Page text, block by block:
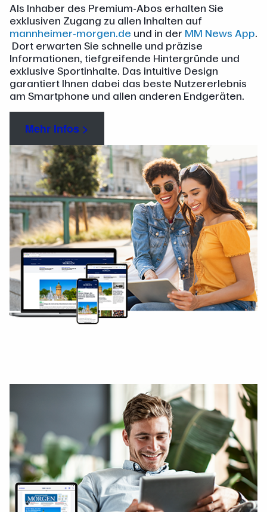
Als Inhaber des Premium-Abos erhalten Sie
exklusiven Zugang zu allen Inhalten auf
mannheimer-morgen.de und in der MM News App.
Dort erwarten Sie schnelle und präzise
Informationen, tiefgreifende Hintergründe und
exklusive Sportinhalte. Das intuitive Design
garantiert Ihnen dabei das beste Nutzererlebnis
am Smartphone und allen anderen Endgeräten.
Mehr Infos >